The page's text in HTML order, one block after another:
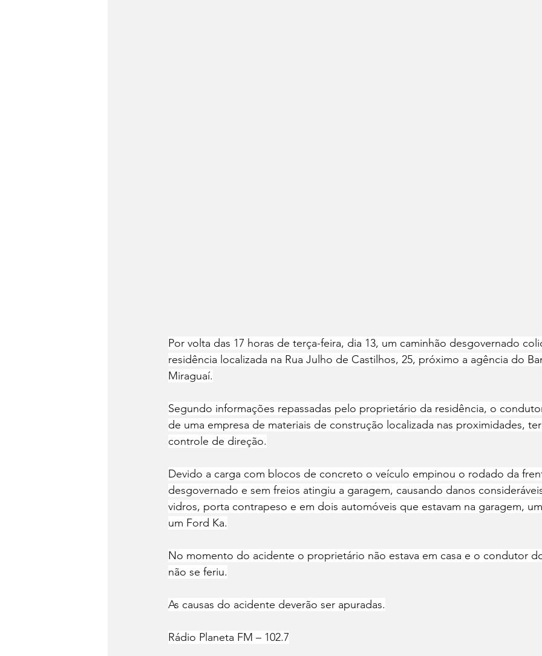
Por volta das 17 horas de terça-feira, dia 13, um caminhão desgovernado
residência localizada na Rua Julho de Castilhos, 25, próximo a agência do
Miraguaí.
Segundo informações repassadas pelo proprietário da residência, o
de uma empresa de materiais de construção localizada nas proximidades,
controle de direção.
Devido a carga com blocos de concreto o veículo empinou o rodado da
desgovernado e sem freios atingiu a garagem, causando danos
vidros, porta contrapeso e em dois automóveis que estavam na garagem,
um Ford Ka.
No momento do acidente o proprietário não estava em casa e o condutor
não se feriu.
As causas do acidente deverão ser apuradas.
Rádio Planeta FM – 102.7